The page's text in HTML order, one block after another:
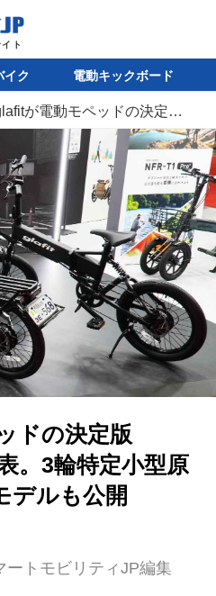
イク 電動キックボード
glafitが電動モペッドの決定版「GFR-03」を発表。3輪特定小型原付のコンセプトモデルも公開
ドの決定版
。3輪特定小型原
デルも公開
ートモビリティJP編集